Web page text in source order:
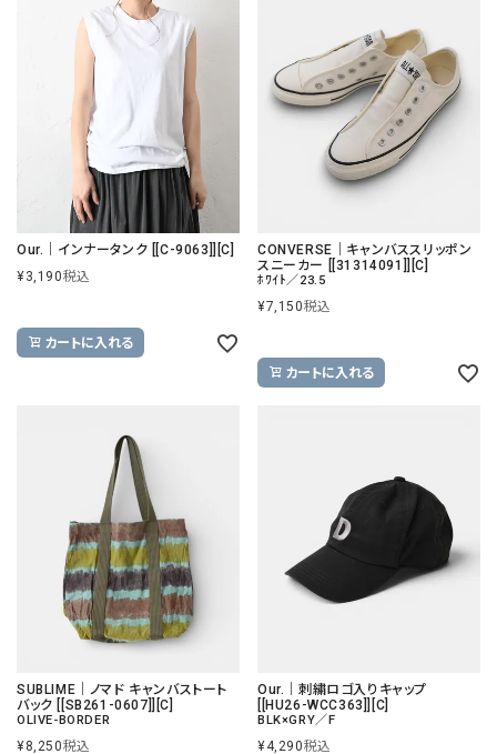
Our.｜インナータンク [[C-9063]][C]
¥3,190税込
カートに入れる
CONVERSE｜キャンバススリッポン
スニーカー [[31314091]][C]
ﾎﾜｲﾄ／23.5
¥7,150税込
カートに入れる
SUBLIME｜ノマド キャンバストート
バック [[SB261-0607]][C]
OLIVE-BORDER
¥8,250税込
Our.｜刺繍ロゴ入りキャップ
[[HU26-WCC363]][C]
BLK×GRY／F
¥4,290税込